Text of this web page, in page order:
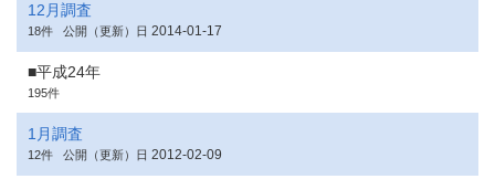
12月調査
18件 公開（更新）日 2014-01-17
■平成24年
195件
1月調査
12件 公開（更新）日 2012-02-09